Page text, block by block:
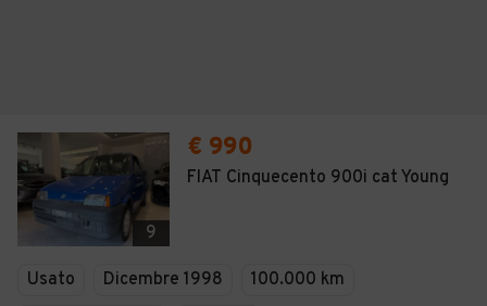
9
€ 990
FIAT Cinquecento 900i cat Young
Usato Dicembre 1998
100.000 km